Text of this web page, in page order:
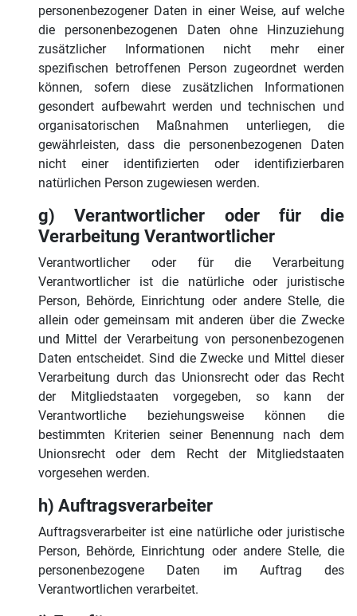
personenbezogener Daten in einer Weise, auf welche
die personenbezogenen Daten ohne Hinzuziehung
zusätzlicher Informationen nicht mehr einer
spezifischen betroffenen Person zugeordnet werden
können, sofern diese zusätzlichen Informationen
gesondert aufbewahrt werden und technischen und
organisatorischen Maßnahmen unterliegen, die
gewährleisten, dass die personenbezogenen Daten
nicht einer identifizierten oder identifizierbaren
natürlichen Person zugewiesen werden.
g) Verantwortlicher oder für die
Verarbeitung Verantwortlicher
Verantwortlicher oder für die Verarbeitung
Verantwortlicher ist die natürliche oder juristische
Person, Behörde, Einrichtung oder andere Stelle, die
allein oder gemeinsam mit anderen über die Zwecke
und Mittel der Verarbeitung von personenbezogenen
Daten entscheidet. Sind die Zwecke und Mittel dieser
Verarbeitung durch das Unionsrecht oder das Recht
der Mitgliedstaaten vorgegeben, so kann der
Verantwortliche beziehungsweise können die
bestimmten Kriterien seiner Benennung nach dem
Unionsrecht oder dem Recht der Mitgliedstaaten
vorgesehen werden.
h) Auftragsverarbeiter
Auftragsverarbeiter ist eine natürliche oder juristische
Person, Behörde, Einrichtung oder andere Stelle, die
personenbezogene Daten im Auftrag des
Verantwortlichen verarbeitet.